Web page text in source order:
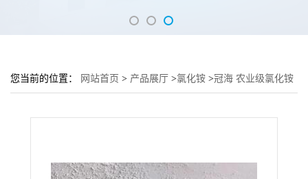
您当前的位置： 网站首页 > 产品展厅 >氯化铵 >冠海 农业级氯化铵